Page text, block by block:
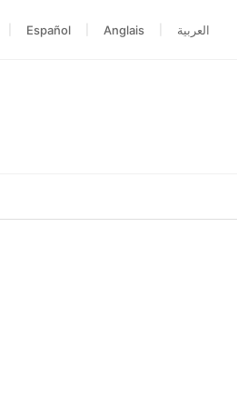
Español Anglais العربية